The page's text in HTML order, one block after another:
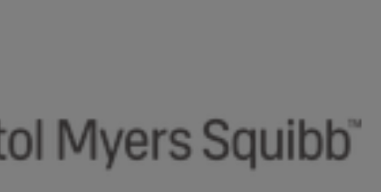
Kausalität nachgewiesen)
reversibles posteriores Leukenzephalopathie-Syndrom